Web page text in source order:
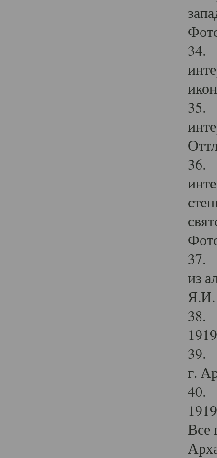
34.
35.
36.
37.
из
Я.И.
38.
39.
г.
40.
Все